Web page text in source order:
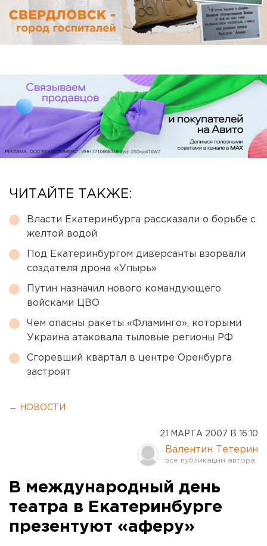
ЧИТАЙТЕ ТАКЖЕ:
Власти Екатеринбурга рассказали о борьбе с
желтой водой
Под Екатеринбургом диверсанты взорвали
создателя дрона «Упырь»
Путин назначил нового командующего
войсками ЦВО
Чем опасны ракеты «Фламинго», которыми
Украина атаковала тыловые регионы РФ
Сгоревший квартал в центре Оренбурга
застроят
← НОВОСТИ
21 МАРТА 2007 В 16:10
Валентин Тетерин
В международный день
театра в Екатеринбурге
презентуют «аферу»